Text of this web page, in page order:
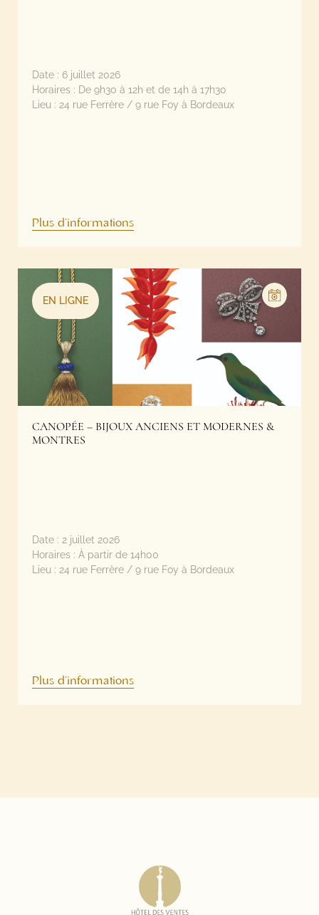
Date : 6 juillet 2026
Horaires : De 9h30 à 12h et de 14h à 17h30
Lieu : 24 rue Ferrère / 9 rue Foy à Bordeaux
Plus d'informations
EN LIGNE
CANOPÉE – BIJOUX ANCIENS ET MODERNES &
MONTRES
Date : 2 juillet 2026
Horaires : À partir de 14h00
Lieu : 24 rue Ferrère / 9 rue Foy à Bordeaux
Plus d'informations